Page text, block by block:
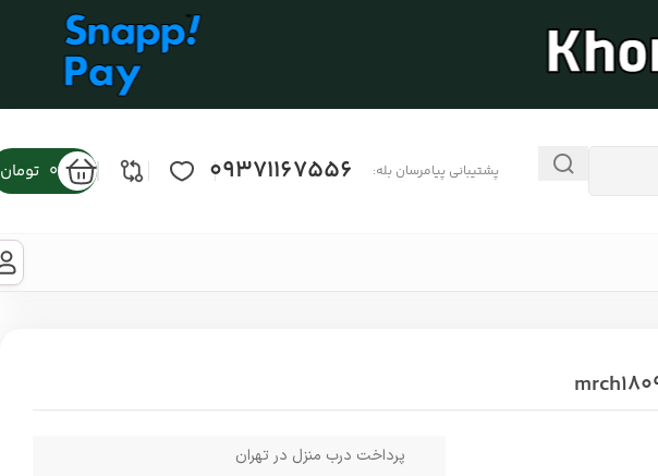
پشتیبانی پیامرسان بله: 09371167556
0 تومان
پرداخت درب منزل در تهران